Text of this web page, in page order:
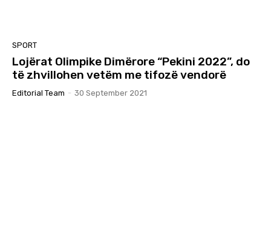
SPORT
Lojërat Olimpike Dimërore “Pekini 2022”, do
të zhvillohen vetëm me tifozë vendorë
Editorial Team - 30 September 2021